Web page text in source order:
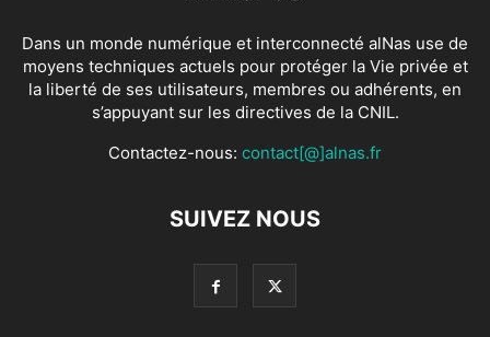
Dans un monde numérique et interconnecté alNas use de
moyens techniques actuels pour protéger la Vie privée et
la liberté de ses utilisateurs, membres ou adhérents, en
s’appuyant sur les directives de la CNIL.
Contactez-nous: contact[@]alnas.fr
SUIVEZ NOUS